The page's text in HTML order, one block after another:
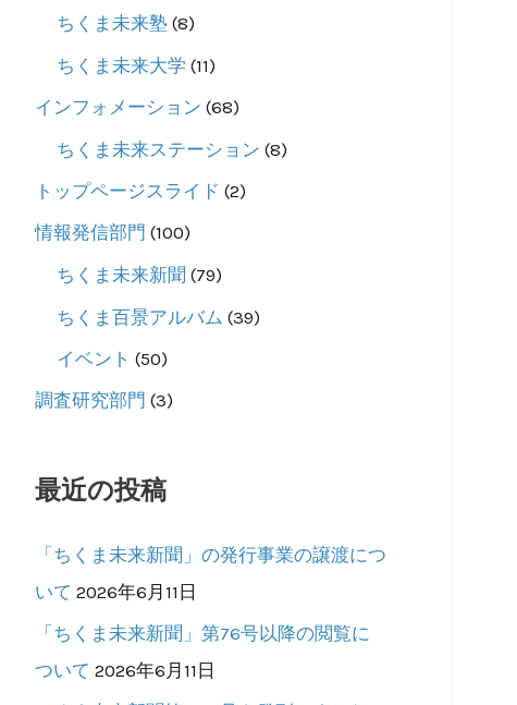
ちくま未来塾 (8)
ちくま未来大学 (11)
インフォメーション (68)
ちくま未来ステーション (8)
トップページスライド (2)
情報発信部門 (100)
ちくま未来新聞 (79)
ちくま百景アルバム (39)
イベント (50)
調査研究部門 (3)
最近の投稿
「ちくま未来新聞」の発行事業の譲渡につ
いて 2026年6月11日
「ちくま未来新聞」第76号以降の閲覧に
ついて 2026年6月11日